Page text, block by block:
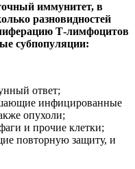
иммунитет, в
разновидностей
Т-лимфоцитов
субпопуляции:
ответ;
инфицированные
опухоли;
и прочие клетки;
повторную защиту, и